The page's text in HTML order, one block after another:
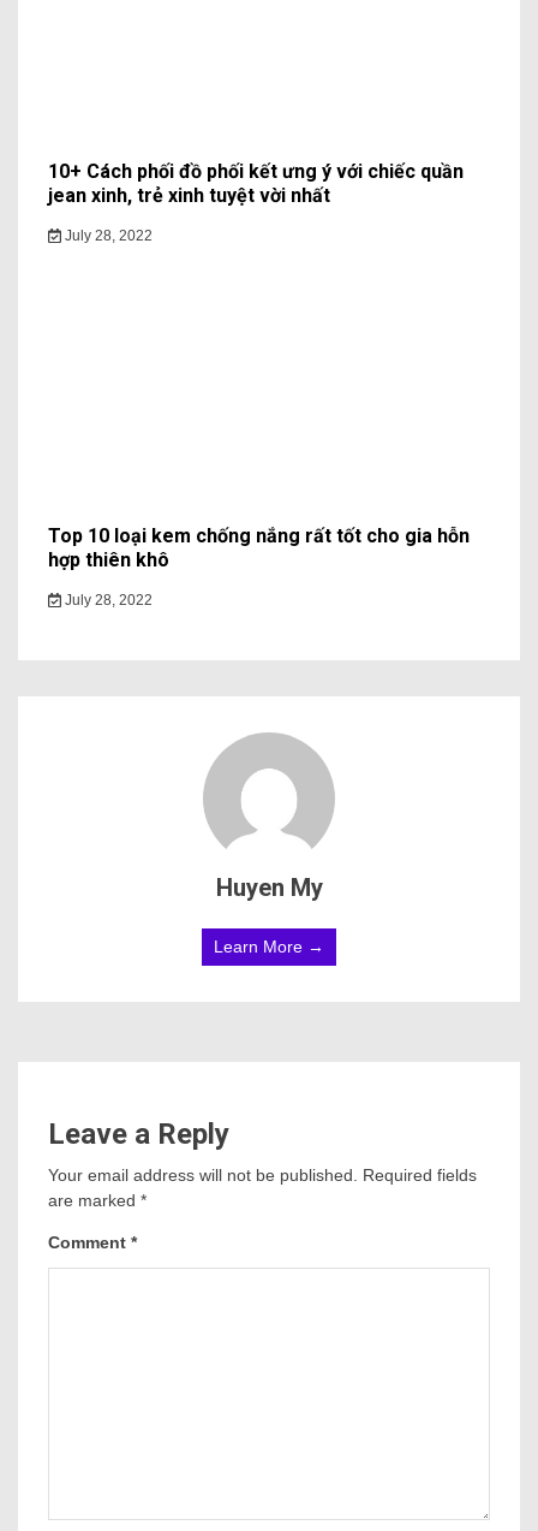
10+ Cách phối đồ phối kết ưng ý với chiếc quần
jean xinh, trẻ xinh tuyệt vời nhất
July 28, 2022
Top 10 loại kem chống nắng rất tốt cho gia hỗn
hợp thiên khô
July 28, 2022
Huyen My
Learn More →
Leave a Reply
Your email address will not be published.
Required fields
are marked *
Comment *